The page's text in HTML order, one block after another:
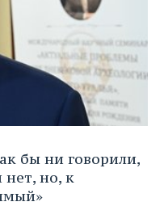
бы ни говорили,
но, к